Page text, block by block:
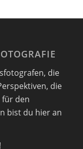
die
die
für den
bist du hier an